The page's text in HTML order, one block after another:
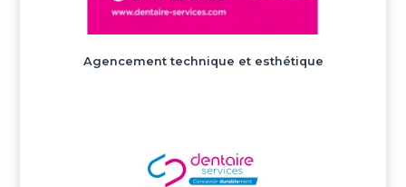
Agencement technique et esthétique